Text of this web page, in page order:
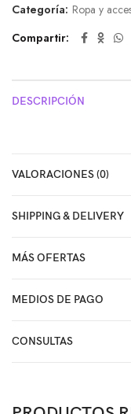
de
Categoría: Ropa y
Compartir
DESCRIPCIÓN
VALORACIONES (0)
SHIPPING & DELIVERY
MÁS OFERTAS
MEDIOS DE PAGO
CONSULTAS